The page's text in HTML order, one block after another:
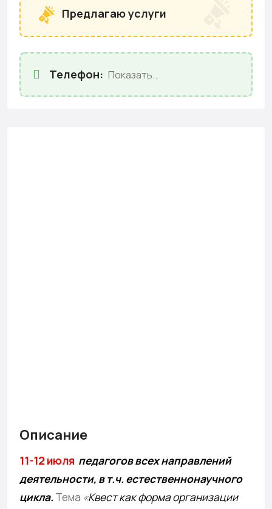
Предлагаю услуги
Телефон: Показать..
Описание
11-12 июля педагогов всех направлений
деятельности, в т.ч. естественнонаучного
цикла. Тема «Квест как форма организации